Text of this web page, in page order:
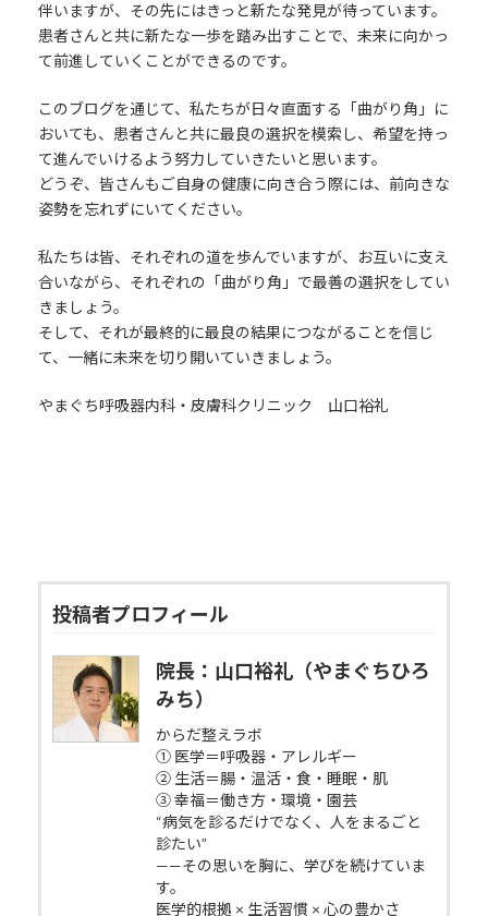
伴いますが、その先にはきっと新たな発見が待っています。
患者さんと共に新たな一歩を踏み出すことで、未来に向かっ
て前進していくことができるのです。
このブログを通じて、私たちが日々直面する「曲がり角」に
おいても、患者さんと共に最良の選択を模索し、希望を持っ
て進んでいけるよう努力していきたいと思います。
どうぞ、皆さんもご自身の健康に向き合う際には、前向きな
姿勢を忘れずにいてください。
私たちは皆、それぞれの道を歩んでいますが、お互いに支え
合いながら、それぞれの「曲がり角」で最善の選択をしてい
きましょう。
そして、それが最終的に最良の結果につながることを信じ
て、一緒に未来を切り開いていきましょう。
やまぐち呼吸器内科・皮膚科クリニック 山口裕礼
投稿者プロフィール
院長：山口裕礼（やまぐちひろ
みち）
からだ整えラボ
① 医学＝呼吸器・アレルギー
② 生活＝腸・温活・食・睡眠・肌
③ 幸福＝働き方・環境・園芸
“病気を診るだけでなく、人をまるごと
診たい”
——その思いを胸に、学びを続けていま
す。
医学的根拠 × 生活習慣 × 心の豊かさ